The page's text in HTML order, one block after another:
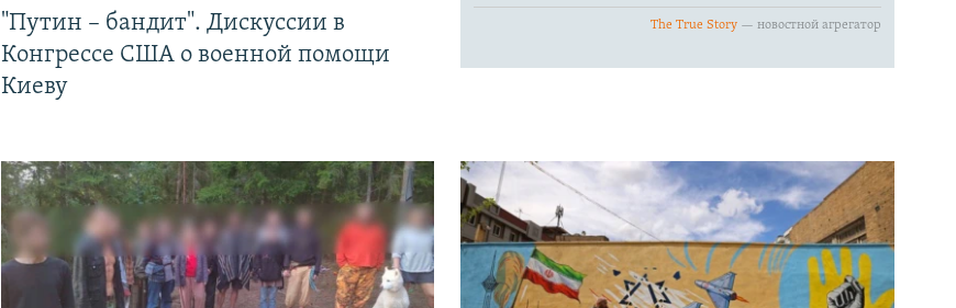
"Путин – бандит". Дискуссии в
Конгрессе США о военной помощи
Киеву